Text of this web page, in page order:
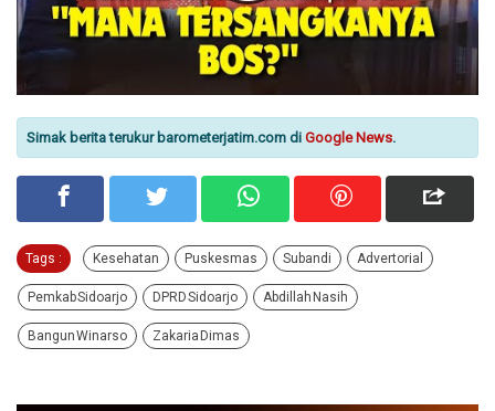
Simak berita terukur barometerjatim.com di Google News.
Tags : Kesehatan Puskesmas Subandi Advertorial
Pemkab Sidoarjo DPRD Sidoarjo Abdillah Nasih
Bangun Winarso Zakaria Dimas